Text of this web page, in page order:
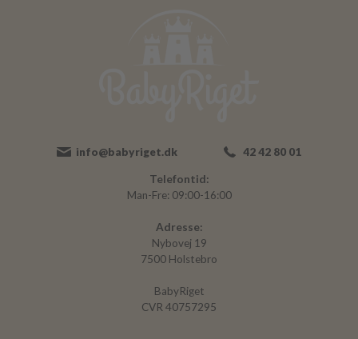
info@babyriget.dk 42 42 80 01
Telefontid:
Man-Fre: 09:00-16:00
Adresse:
Nybovej 19
7500 Holstebro
BabyRiget
CVR 40757295